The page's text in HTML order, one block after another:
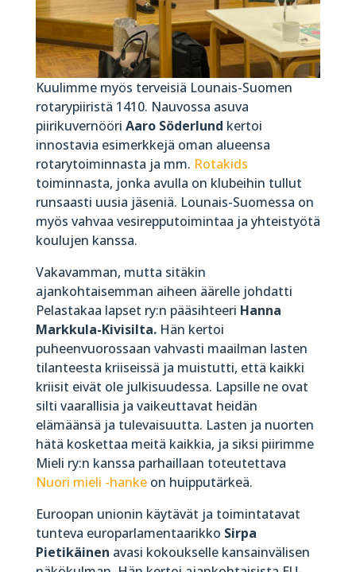
Kuulimme myös terveisiä Lounais-Suomen
rotarypiiristä 1410. Nauvossa asuva
piirikuvernööri Aaro Söderlund kertoi
innostavia esimerkkejä oman alueensa
rotarytoiminnasta ja mm. Rotakids
toiminnasta, jonka avulla on klubeihin tullut
runsaasti uusia jäseniä. Lounais-Suomessa on
myös vahvaa vesirepputoimintaa ja yhteistyötä
koulujen kanssa.
Vakavamman, mutta sitäkin
ajankohtaisemman aiheen äärelle johdatti
Pelastakaa lapset ry:n pääsihteeri Hanna
Markkula-Kivisilta.Hän kertoi
puheenvuorossaan vahvasti maailman lasten
tilanteesta kriiseissä ja muistutti, että kaikki
kriisit eivät ole julkisuudessa. Lapsille ne ovat
silti vaarallisia ja vaikeuttavat heidän
elämäänsä ja tulevaisuutta. Lasten ja nuorten
hätä koskettaa meitä kaikkia, ja siksi piirimme
Mieli ry:n kanssa parhaillaan toteutettava
Nuori mieli -hankeon huipputärkeä.
Euroopan unionin käytävät ja toimintatavat
tunteva europarlamentaarikko Sirpa
Pietikäinen avasi kokoukselle kansainvälisen